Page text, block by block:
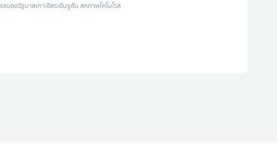
องรัฐบาลเกาะอิสระอันจูอัน สหภาพโคโมโรส